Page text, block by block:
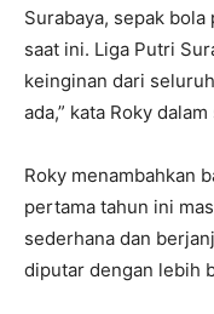
Surabaya, sepak
saat ini. Liga Putri
keinginan dari
ada,” kata Roky
Roky menambahkan
pertama tahun ini
sederhana dan
diputar dengan lebih